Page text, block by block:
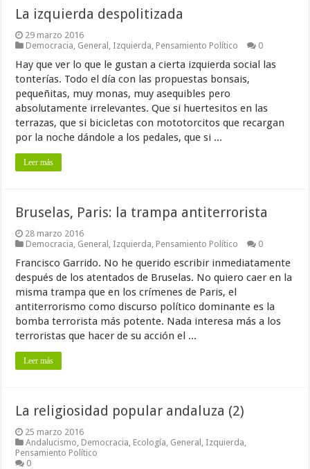
La izquierda despolitizada
29 marzo 2016
Democracia General Izquierda Pensamiento Político 0
Hay que ver lo que le gustan a cierta izquierda social las
tonterías. Todo el día con las propuestas bonsais,
pequeñitas, muy monas, muy asequibles pero
absolutamente irrelevantes. Que si huertesitos en las
terrazas, que si bicicletas con mototorcitos que recargan
por la noche dándole a los pedales, que si ...
Leer más
Bruselas, Paris: la trampa antiterrorista
28 marzo 2016
Democracia General Izquierda Pensamiento Político 0
Francisco Garrido. No he querido escribir inmediatamente
después de los atentados de Bruselas. No quiero caer en la
misma trampa que en los crímenes de Paris, el
antiterrorismo como discurso político dominante es la
bomba terrorista más potente. Nada interesa más a los
terroristas que hacer de su acción el ...
Leer más
La religiosidad popular andaluza (2)
25 marzo 2016
Andalucismo Democracia Ecología General Izquierda
Pensamiento Político
0